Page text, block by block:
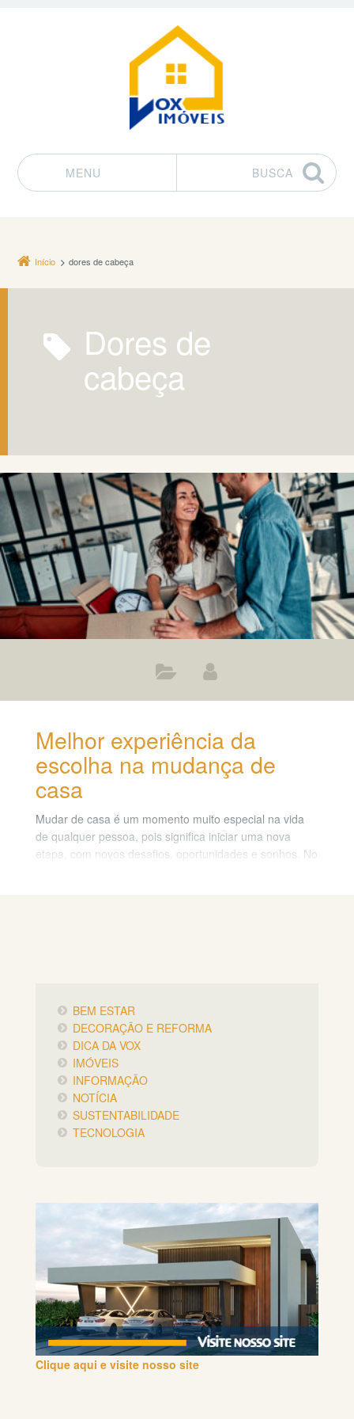
MENU
BUSCA
Início dores de cabeça
dores de
cabeça
Melhor experiência da
escolha na mudança de
casa
Mudar de casa é um momento muito especial na vida
de qualquer pessoa, pois significa iniciar uma nova
etapa, com novos desafios, oportunidades e sonhos. No
BEM ESTAR
DECORAÇÃO E REFORMA
DICA DA VOX
IMÓVEIS
INFORMAÇÃO
NOTÍCIA
SUSTENTABILIDADE
TECNOLOGIA
Clique aqui e visite nosso site